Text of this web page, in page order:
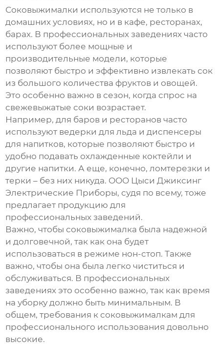
Соковыжималки используются не только в
домашних условиях, но и в кафе, ресторанах,
барах. В профессиональных заведениях часто
используют более мощные и
производительные модели, которые
позволяют быстро и эффективно извлекать сок
из большого количества фруктов и овощей.
Это особенно важно в сезон, когда спрос на
свежевыжатые соки возрастает.
Например, для баров и ресторанов часто
используют ведерки для льда идиспенсеры
для напитков, которые позволяют быстро и
удобно подавать охлажденные коктейли и
другие напитки. А еще, конечно,ломтерезки и
терки – без них никуда. ООО Цыси Джиксинг
Электрические Приборы, судя по всему, тоже
предлагает продукцию для
профессиональных заведений.
Важно, чтобы соковыжималка была надежной
и долговечной, так как она будет
использоваться в режиме нон-стоп. Также
важно, чтобы она была легко чиститься и
обслуживаться. В профессиональных
заведениях это особенно важно, так как время
на уборку должно быть минимальным. В
общем, требования к соковыжималкам для
профессионального использования довольно
высокие.